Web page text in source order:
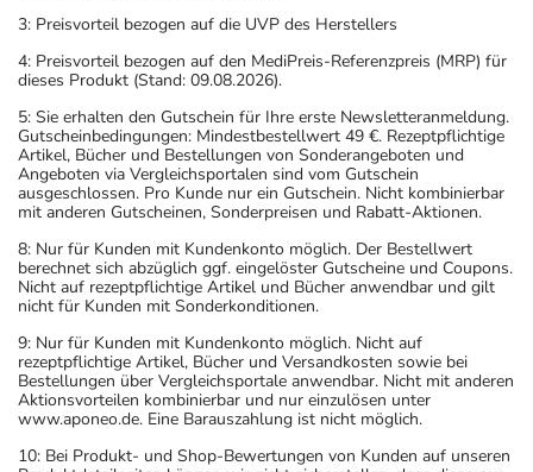
3: Preisvorteil bezogen auf die UVP des Herstellers
4: Preisvorteil bezogen auf den MediPreis-Referenzpreis (MRP) für
dieses Produkt (Stand: 09.08.2026).
5: Sie erhalten den Gutschein für Ihre erste Newsletteranmeldung.
Gutscheinbedingungen: Mindestbestellwert 49 €. Rezeptpflichtige
Artikel, Bücher und Bestellungen von Sonderangeboten und
Angeboten via Vergleichsportalen sind vom Gutschein
ausgeschlossen. Pro Kunde nur ein Gutschein. Nicht kombinierbar
mit anderen Gutscheinen, Sonderpreisen und Rabatt-Aktionen.
8: Nur für Kunden mit Kundenkonto möglich. Der Bestellwert
berechnet sich abzüglich ggf. eingelöster Gutscheine und Coupons.
Nicht auf rezeptpflichtige Artikel und Bücher anwendbar und gilt
nicht für Kunden mit Sonderkonditionen.
9: Nur für Kunden mit Kundenkonto möglich. Nicht auf
rezeptpflichtige Artikel, Bücher und Versandkosten sowie bei
Bestellungen über Vergleichsportale anwendbar. Nicht mit anderen
Aktionsvorteilen kombinierbar und nur einzulösen unter
www.aponeo.de. Eine Barauszahlung ist nicht möglich.
10: Bei Produkt- und Shop-Bewertungen von Kunden auf unseren